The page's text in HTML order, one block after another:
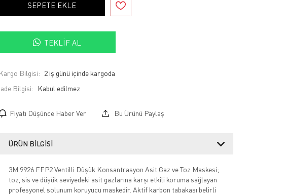
SEPETE EKLE
TEKLIF AL
Kargo Bilgisi: 2 iş günü içinde kargoda
İade Bilgisi:
Fiyatı Düşünce Haber Ver Bu Ürünü Paylaş
ÜRÜN BILGISI
3M 9926 FFP2 Ventilli Düşük Konsantrasyon Asit Gaz ve Toz Maskesi;
toz, sis ve düşük seviyedeki asit gazlarına karşı etkili koruma sağlayan
profesyonel solunum koruyucu maskedir. Aktif karbon tabakası belirli